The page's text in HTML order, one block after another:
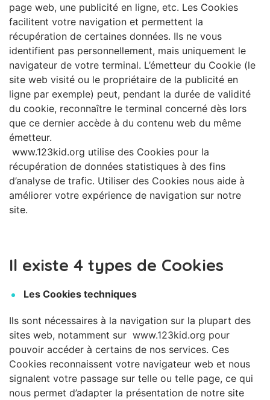
page web, une publicité en ligne, etc. Les Cookies
facilitent votre navigation et permettent la
récupération de certaines données. Ils ne vous
identifient pas personnellement, mais uniquement le
navigateur de votre terminal. L’émetteur du Cookie (le
site web visité ou le propriétaire de la publicité en
ligne par exemple) peut, pendant la durée de validité
du cookie, reconnaître le terminal concerné dès lors
que ce dernier accède à du contenu web du même
émetteur.
www.123kid.org utilise des Cookies pour la
récupération de données statistiques à des fins
d’analyse de trafic. Utiliser des Cookies nous aide à
améliorer votre expérience de navigation sur notre
site.
Il existe 4 types de Cookies
Les Cookies techniques
Ils sont nécessaires à la navigation sur la plupart des
sites web, notamment sur www.123kid.org pour
pouvoir accéder à certains de nos services. Ces
Cookies reconnaissent votre navigateur web et nous
signalent votre passage sur telle ou telle page, ce qui
nous permet d’adapter la présentation de notre site